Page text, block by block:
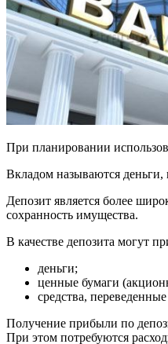
При планировании
Вкладом называются
Депозит является более
сохранность имущества.
В качестве депозита могут
деньги;
ценные бумаги
средства,
Получение прибыли по
При этом потребуются